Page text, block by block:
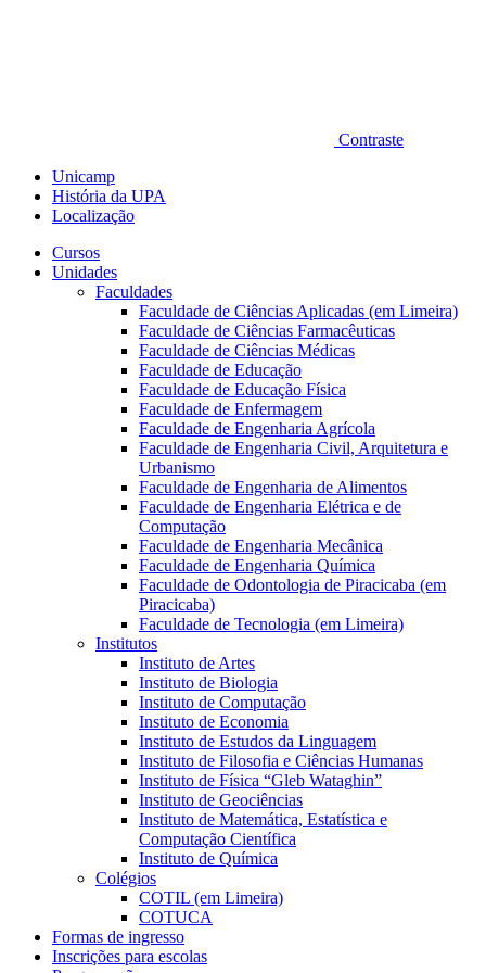
Contraste
Unicamp
História da UPA
Localização
Cursos
Unidades
Faculdades
Faculdade de Ciências Aplicadas (em Limeira)
Faculdade de Ciências Farmacêuticas
Faculdade de Ciências Médicas
Faculdade de Educação
Faculdade de Educação Física
Faculdade de Enfermagem
Faculdade de Engenharia Agrícola
Faculdade de Engenharia Civil, Arquitetura e
Urbanismo
Faculdade de Engenharia de Alimentos
Faculdade de Engenharia Elétrica e de
Computação
Faculdade de Engenharia Mecânica
Faculdade de Engenharia Química
Faculdade de Odontologia de Piracicaba (em
Piracicaba)
Faculdade de Tecnologia (em Limeira)
Institutos
Instituto de Artes
Instituto de Biologia
Instituto de Computação
Instituto de Economia
Instituto de Estudos da Linguagem
Instituto de Filosofia e Ciências Humanas
Instituto de Física “Gleb Wataghin”
Instituto de Geociências
Instituto de Matemática, Estatística e
Computação Científica
Instituto de Química
Colégios
COTIL (em Limeira)
COTUCA
Formas de ingresso
Inscrições para escolas